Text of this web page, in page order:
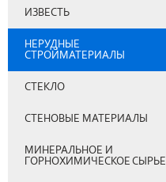
ИЗВЕСТЬ
НЕРУДНЫЕ
СТРОЙМАТЕРИАЛЫ
СТЕКЛО
СТЕНОВЫЕ МАТЕРИАЛЫ
МИНЕРАЛЬНОЕ И
ГОРНОХИМИЧЕСКОЕ СЫРЬЕ